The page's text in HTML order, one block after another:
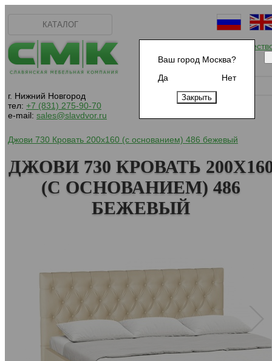
Ваш город Москва?
Да
Нет
КАТАЛОГ
г. Нижний Новгород
тел: +7 (831) 275-90-70
e-mail: sales@slavdvor.ru
Начать
Джови 730 Кровать 200х160 (с основанием) 486 бежевый
ДЖОВИ 730 КРОВАТЬ
(С ОСНОВАНИЕМ) 486
БЕЖЕВЫЙ